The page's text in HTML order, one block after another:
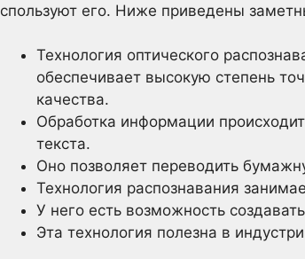
его. Ниже приведены
Технология оптического
обеспечивает высокую степень
качества.
Обработка информации
текста.
Оно позволяет переводить
Технология распознавания
У него есть возможность
Эта технология полезна в